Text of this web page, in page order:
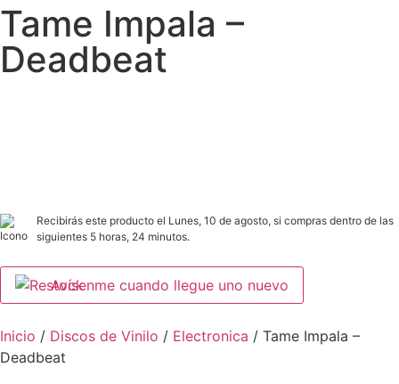
Tame Impala –
Deadbeat
Recibirás este producto el Lunes, 10 de agosto, si compras dentro de las
siguientes 5 horas, 24 minutos.
Avísenme cuando llegue uno nuevo
Inicio / Discos de Vinilo / Electronica / Tame Impala –
Deadbeat